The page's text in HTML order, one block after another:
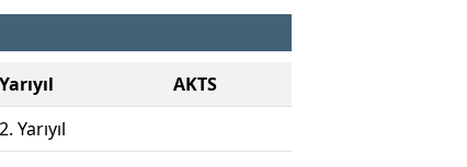
Yarıyıl
AKTS
2. Yarıyıl